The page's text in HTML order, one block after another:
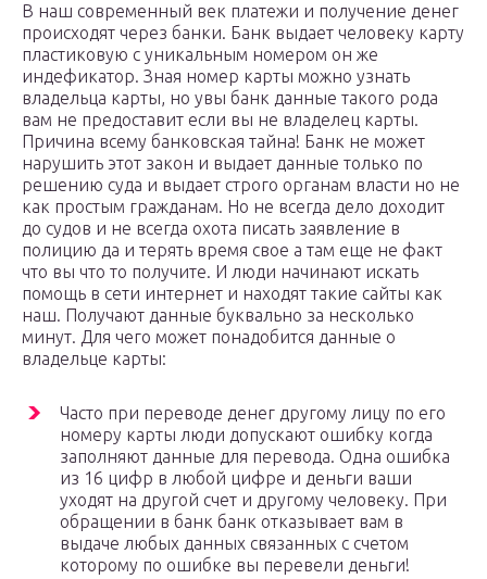
В наш современный век платежи и получение денег
происходят через банки. Банк выдает человеку карту
пластиковую с уникальным номером он же
индефикатор. Зная номер карты можно узнать
владельца карты, но увы банк данные такого рода
вам не предоставит если вы не владелец карты.
Причина всему банковская тайна! Банк не может
нарушить этот закон и выдает данные только по
решению суда и выдает строго органам власти но не
как простым гражданам. Но не всегда дело доходит
до судов и не всегда охота писать заявление в
полицию да и терять время свое а там еще не факт
что вы что то получите. И люди начинают искать
помощь в сети интернет и находят такие сайты как
наш. Получают данные буквально за несколько
минут. Для чего может понадобится данные о
владельце карты:
Часто при переводе денег другому лицу по его
номеру карты люди допускают ошибку когда
заполняют данные для перевода. Одна ошибка
из 16 цифр в любой цифре и деньги ваши
уходят на другой счет и другому человеку. При
обращении в банк банк отказывает вам в
выдаче любых данных связанных с счетом
которому по ошибке вы перевели деньги!